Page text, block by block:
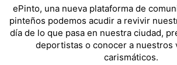
ePinto, una nueva plataforma de
pinteños podemos acudir a revivir
día de lo que pasa en nuestra ciudad,
deportistas o conocer a nuestros
carismáticos.